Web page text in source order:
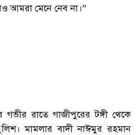
আমরা মেনে নেব না।”
গভীর রাতে গাজীপুরের টঙ্গী থেকে
মামলার বাদী নাঈমুর রহমান